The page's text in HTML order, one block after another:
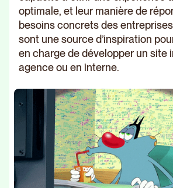
optimale, et leur manière de
besoins concrets des
sont une source d’inspiration
en charge de développer un site
agence ou en interne.